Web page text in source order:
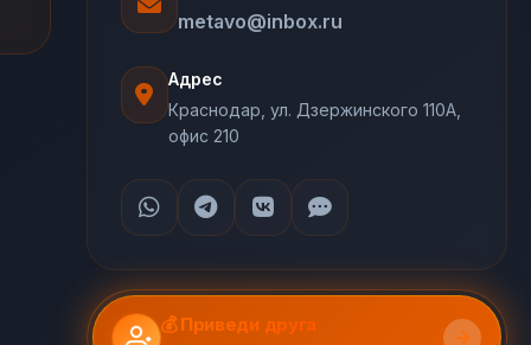
metavo@inbox.ru
Адрес
Краснодар, ул. Дзержинского 110А,
офис 210
💰 Приведи друга